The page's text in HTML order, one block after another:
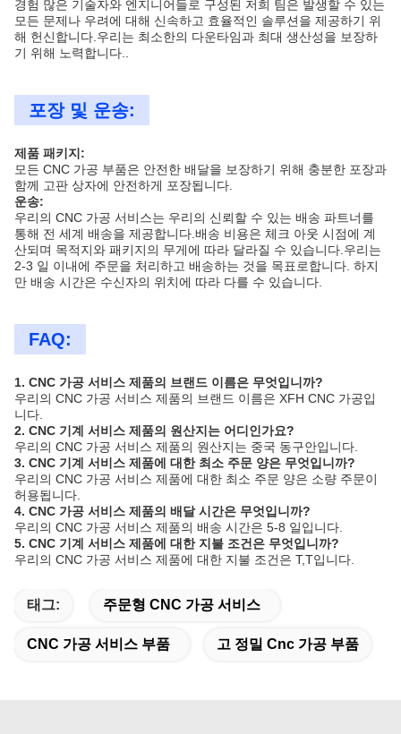
경험 많은 기술자와 엔지니어들로 구성된 저희 팀은 발생할 수 있는
모든 문제나 우려에 대해 신속하고 효율적인 솔루션을 제공하기 위
해 헌신합니다.우리는 최소한의 다운타임과 최대 생산성을 보장하
기 위해 노력합니다..
포장 및 운송:
제품 패키지:
모든 CNC 가공 부품은 안전한 배달을 보장하기 위해 충분한 포장과
함께 고판 상자에 안전하게 포장됩니다.
운송:
우리의 CNC 가공 서비스는 우리의 신뢰할 수 있는 배송 파트너를
통해 전 세계 배송을 제공합니다.배송 비용은 체크 아웃 시점에 계
산되며 목적지와 패키지의 무게에 따라 달라질 수 있습니다.우리는
2-3 일 이내에 주문을 처리하고 배송하는 것을 목표로합니다. 하지
만 배송 시간은 수신자의 위치에 따라 다를 수 있습니다.
FAQ:
1. CNC 가공 서비스 제품의 브랜드 이름은 무엇입니까?
우리의 CNC 가공 서비스 제품의 브랜드 이름은 XFH CNC 가공입
니다.
2. CNC 기계 서비스 제품의 원산지는 어디인가요?
우리의 CNC 가공 서비스 제품의 원산지는 중국 동구안입니다.
3. CNC 기계 서비스 제품에 대한 최소 주문 양은 무엇입니까?
우리의 CNC 가공 서비스 제품에 대한 최소 주문 양은 소량 주문이
허용됩니다.
4. CNC 가공 서비스 제품의 배달 시간은 무엇입니까?
우리의 CNC 가공 서비스 제품의 배송 시간은 5-8 일입니다.
5. CNC 기계 서비스 제품에 대한 지불 조건은 무엇입니까?
우리의 CNC 가공 서비스 제품에 대한 지불 조건은 T,T입니다.
태그: 주문형 CNC 가공 서비스
CNC 가공 서비스 부품 고 정밀 Cnc 가공 부품